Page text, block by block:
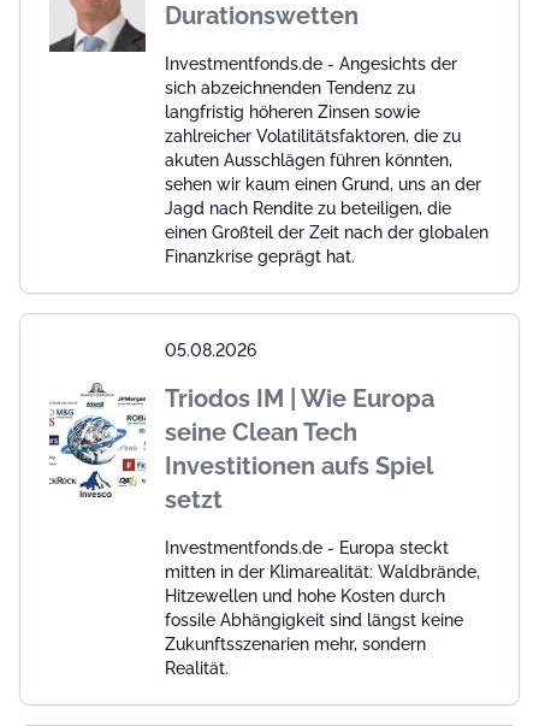
Durationswetten
Investmentfonds.de - Angesichts der
sich abzeichnenden Tendenz zu
langfristig höheren Zinsen sowie
zahlreicher Volatilitätsfaktoren, die zu
akuten Ausschlägen führen könnten,
sehen wir kaum einen Grund, uns an der
Jagd nach Rendite zu beteiligen, die
einen Großteil der Zeit nach der globalen
Finanzkrise geprägt hat.
05.08.2026
Triodos IM | Wie Europa
seine Clean Tech
Investitionen aufs Spiel
setzt
Investmentfonds.de - Europa steckt
mitten in der Klimarealität: Waldbrände,
Hitzewellen und hohe Kosten durch
fossile Abhängigkeit sind längst keine
Zukunftsszenarien mehr, sondern
Realität.